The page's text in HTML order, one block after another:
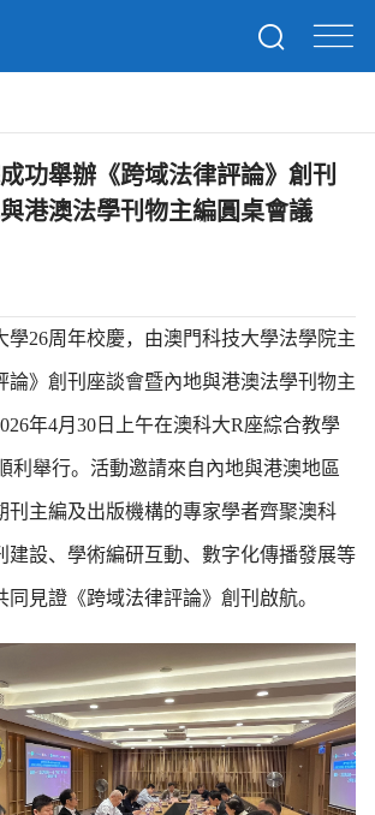
功舉辦《跨域法律評論》創刊
港澳法學刊物主編圓桌會議
學26周年校慶，由澳門科技大學法學院主
論》創刊座談會暨內地與港澳法學刊物主
年4月30日上午在澳科大R座綜合教學
利舉行。活動邀請來自內地與港澳地區
刊主編及出版機構的專家學者齊聚澳科
建設、學術編研互動、數字化傳播發展等
見證《跨域法律評論》創刊啟航。